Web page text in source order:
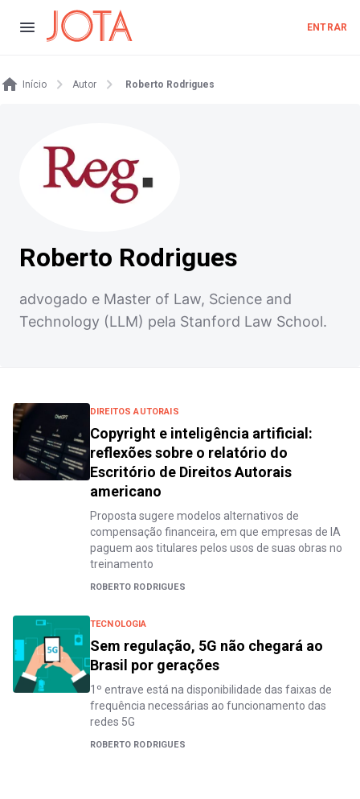
ENTRAR
Início Autor Roberto Rodrigues
Roberto Rodrigues
advogado e Master of Law, Science and
Technology (LLM) pela Stanford Law School.
DIREITOS AUTORAIS
Copyright e inteligência artificial:
reflexões sobre o relatório do
Escritório de Direitos Autorais
americano
Proposta sugere modelos alternativos de
compensação financeira, em que empresas de IA
paguem aos titulares pelos usos de suas obras no
treinamento
ROBERTO RODRIGUES
TECNOLOGIA
Sem regulação, 5G não chegará ao
Brasil por gerações
1º entrave está na disponibilidade das faixas de
frequência necessárias ao funcionamento das
redes 5G
ROBERTO RODRIGUES